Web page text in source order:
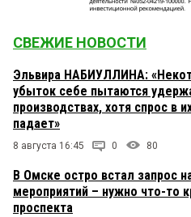
СВЕЖИЕ НОВОСТИ
Эльвира НАБИУЛЛИНА:
убыток себе пытаются
производствах, хотя спрос в
падает»
8 августа 16:45 0 80
В Омске остро встал запрос
мероприятий – нужно что-то
проспекта